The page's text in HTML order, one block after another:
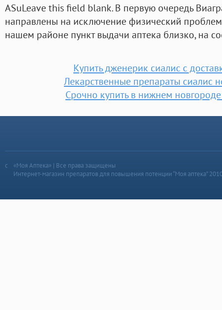
ASuLeave this field blank. В первую очередь
направлены на исключение физический проблем.
нашем районе пункт выдачи аптека близко, на
Купить дженерик сиалис с
Лекарственные препараты сиалис
Срочно купить в нижнем
«Моя Аптека» | Все права защищены
Интернет-магазин препаратов для повышения потенции “Моя аптека”